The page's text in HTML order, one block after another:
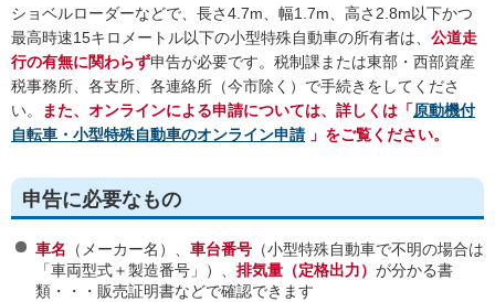
ショベルローダーなどで、長さ4.7m、幅1.7m、高さ2.8m以下かつ
最高時速15キロメートル以下の小型特殊自動車の所有者は、 公道走
行の有無に関わらず申告が必要です。税制課または東部・西部資産
税事務所、各支所、各連絡所（今市除く）で手続きをしてくださ
い。
また、オンラインによる申請については、詳しくは「原動機付
自転車・小型特殊自動車のオンライン申請」をご覧ください。
申告に必要なもの
車名 （メーカー名）、 車台番号 （小型特殊自動車で不明の場合は
「車両型式＋製造番号」）、 排気量（定格出力） が分かる書
類・・・販売証明書などで確認できます